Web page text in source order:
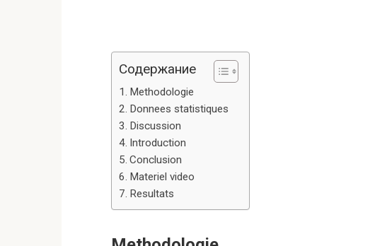
Содержание
Methodologie
Donnees statistiques
Discussion
Introduction
Conclusion
Materiel video
Resultats